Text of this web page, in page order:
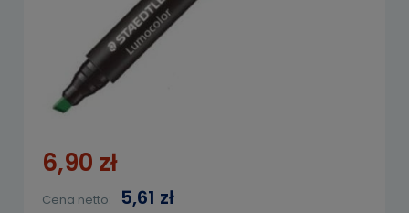
6,90 zł
Cena netto: 5,61 zł